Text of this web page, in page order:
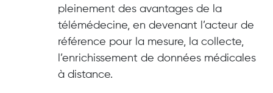
pleinement des avantages de la
télémédecine, en devenant l’acteur de
référence pour la mesure, la collecte,
l’enrichissement de données médicales
à distance.